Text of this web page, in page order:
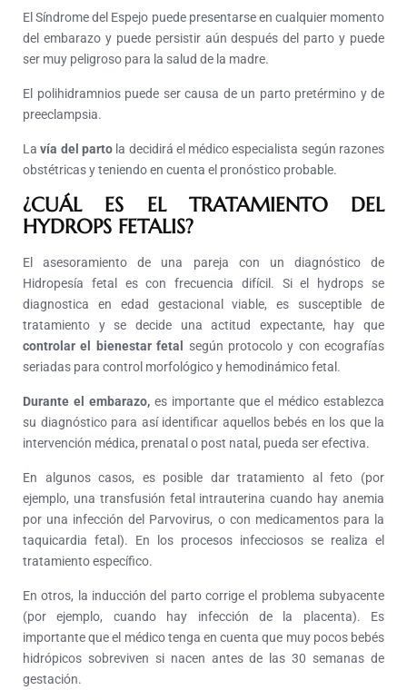
El Síndrome del Espejo puede presentarse en cualquier momento
del embarazo y puede persistir aún después del parto y puede
ser muy peligroso para la salud de la madre.
El polihidramnios puede ser causa de un parto pretérmino y de
preeclampsia.
Lavía del partola decidirá el médico especialista según razones
obstétricas y teniendo en cuenta el pronóstico probable.
¿CUÁL ES EL TRATAMIENTO DEL
HYDROPS FETALIS?
El asesoramiento de una pareja con un diagnóstico de
Hidropesía fetal es con frecuencia difícil. Si el hydrops se
diagnostica en edad gestacional viable, es susceptible de
tratamiento y se decide una actitud expectante, hay que
controlar el bienestar fetal
según protocolo y con ecografías
seriadas para control morfológico y hemodinámico fetal.
Durante el embarazo, es importante que el médico establezca
su diagnóstico para así identificar aquellos bebés en los que la
intervención médica, prenatal o post natal, pueda ser efectiva.
En algunos casos, es posible dar tratamiento al feto (por
ejemplo, una transfusión fetal intrauterina cuando hay anemia
por una infección del Parvovirus, o con medicamentos para la
taquicardia fetal). En los procesos infecciosos se realiza el
tratamiento específico.
En otros, la inducción del parto corrige el problema subyacente
(por ejemplo, cuando hay infección de la placenta). Es
importante que el médico tenga en cuenta que muy pocos bebés
hidrópicos sobreviven si nacen antes de las 30 semanas de
gestación.